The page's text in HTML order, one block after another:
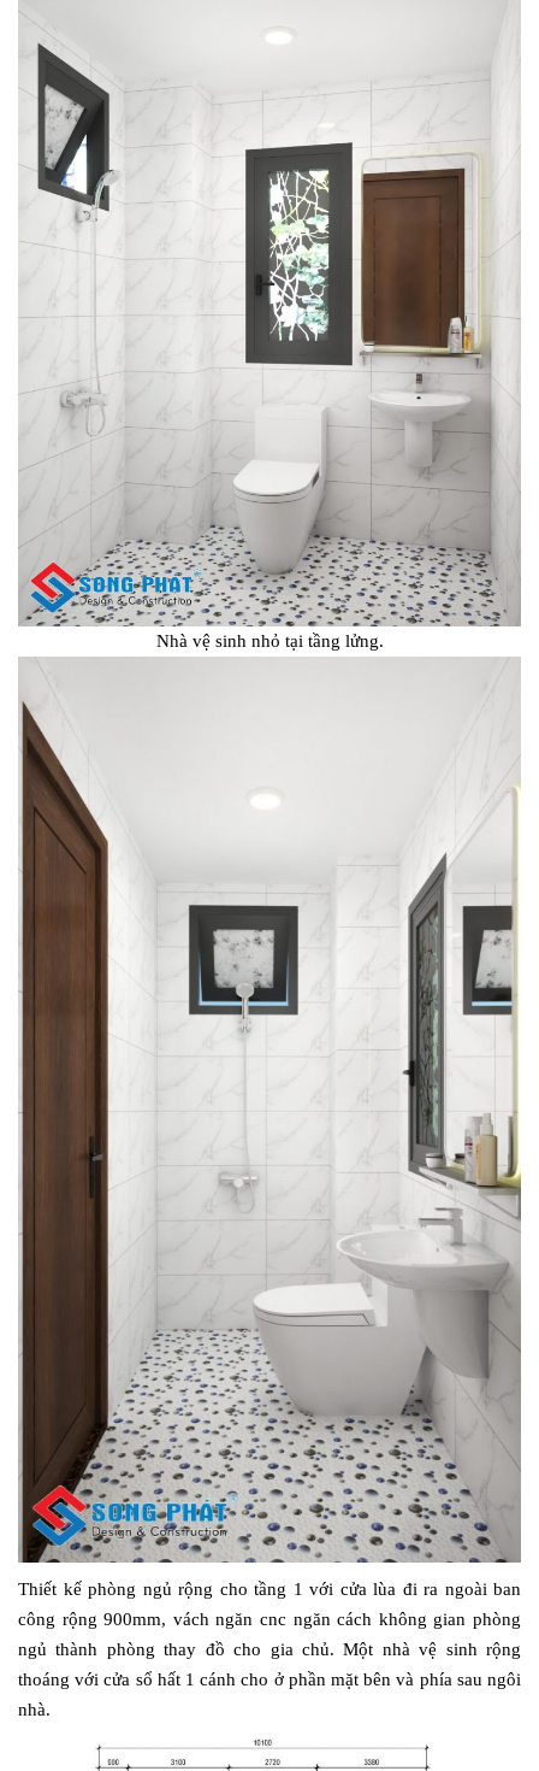
Nhà vệ sinh nhỏ tại tầng lửng.
Thiết kế phòng ngủ rộng cho tầng 1 với cửa lùa đi ra ngoài ban
công rộng 900mm, vách ngăn cnc ngăn cách không gian phòng
ngủ thành phòng thay đồ cho gia chủ. Một nhà vệ sinh rộng
thoáng với cửa sổ hất 1 cánh cho ở phần mặt bên và phía sau ngôi
nhà.